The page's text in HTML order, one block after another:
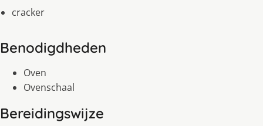
cracker
Benodigdheden
Oven
Ovenschaal
Bereidingswijze